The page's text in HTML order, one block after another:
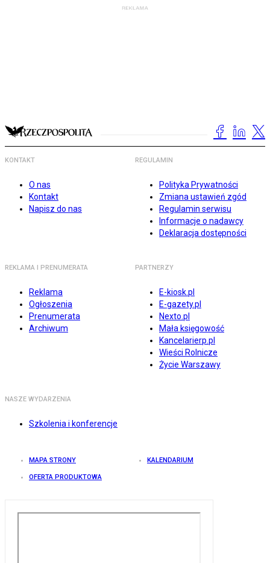
KONTAKT
O nas
Kontakt
Napisz do nas
REGULAMIN
Polityka Prywatności
Zmiana ustawień zgód
Regulamin serwisu
Informacje o nadawcy
Deklaracja dostępności
REKLAMA I PRENUMERATA
Reklama
Ogłoszenia
Prenumerata
Archiwum
PARTNERZY
E-kiosk.pl
E-gazety.pl
Nexto.pl
Mała księgowość
Kancelarierp.pl
Wieści Rolnicze
Życie Warszawy
NASZE WYDARZENIA
Szkolenia i konferencje
MAPA STRONY KALENDARIUM
OFERTA PRODUKTOWA